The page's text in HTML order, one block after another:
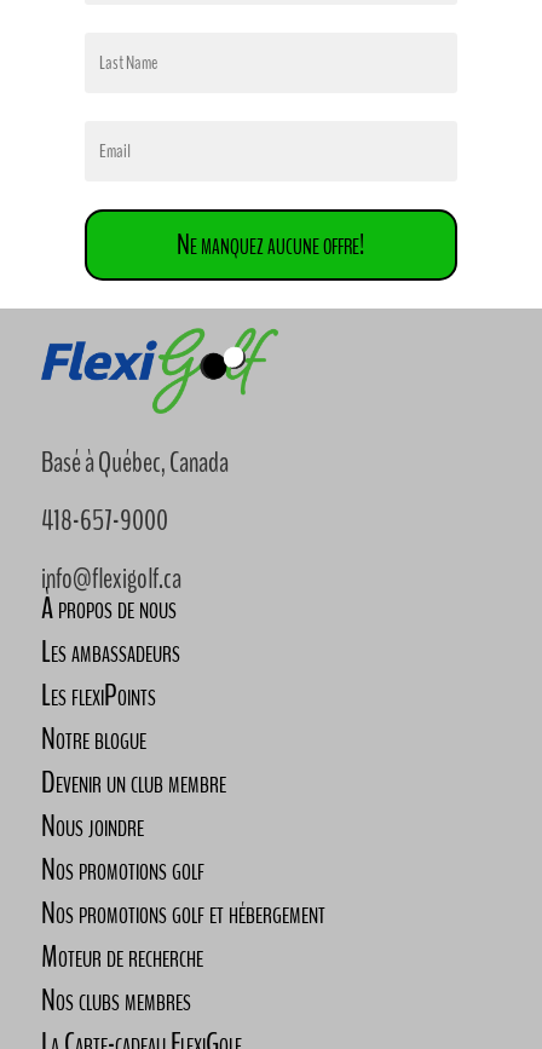
Ne manquez aucune offre!
Basé à Québec, Canada
418-657-9000
info@flexigolf.ca
À propos de nous
Les ambassadeurs
Les flexiPoints
Notre blogue
Devenir un club membre
Nous joindre
Nos promotions golf
Nos promotions golf et hébergement
Moteur de recherche
Nos clubs membres